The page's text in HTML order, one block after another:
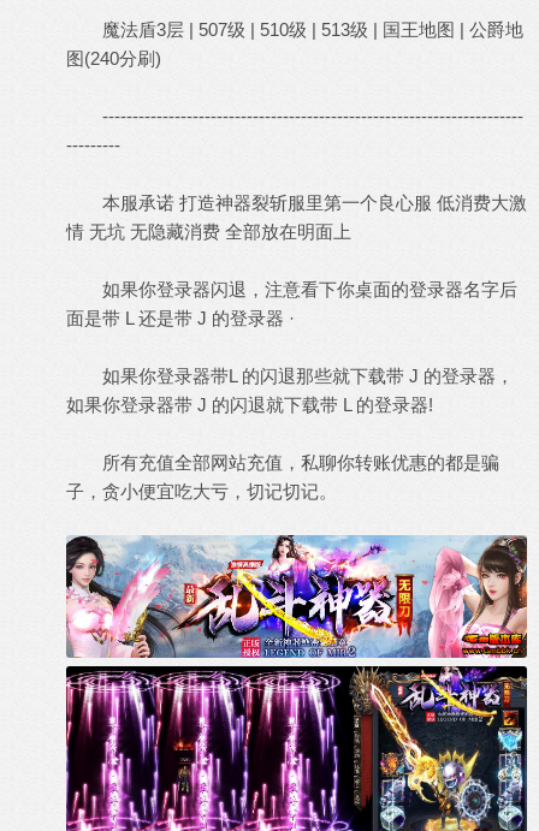
魔法盾3层 | 507级 | 510级 | 513级 | 国王地图 | 公爵地
图(240分刷)
----------------------------------------------------------------------
---------
本服承诺 打造神器裂斩服里第一个良心服 低消费大激
情 无坑 无隐藏消费 全部放在明面上
如果你登录器闪退，注意看下你桌面的登录器名字后
面是带 L 还是带 J 的登录器 ·
如果你登录器带L 的闪退那些就下载带 J 的登录器，
如果你登录器带 J 的闪退就下载带 L 的登录器!
所有充值全部网站充值，私聊你转账优惠的都是骗
子，贪小便宜吃大亏，切记切记。